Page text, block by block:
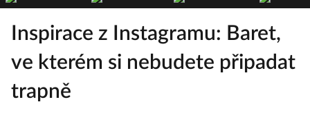
Inspirace z Instagramu: Baret,
ve kterém si nebudete připadat
trapně